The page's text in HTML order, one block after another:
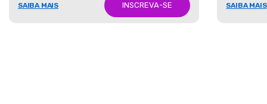
SAIBA MAIS INSCREVA-SE SAIBA MAIS